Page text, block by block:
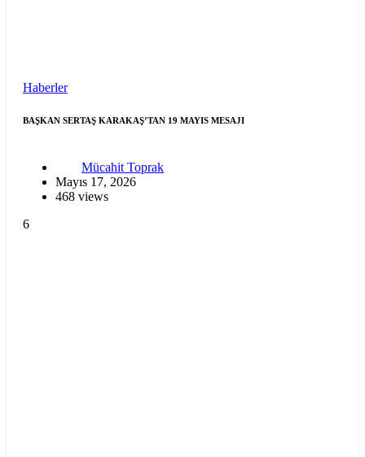
Haberler
BAŞKAN SERTAŞ KARAKAŞ’TAN 19 MAYIS MESAJI
Mücahit Toprak
Mayıs 17, 2026
468 views
6